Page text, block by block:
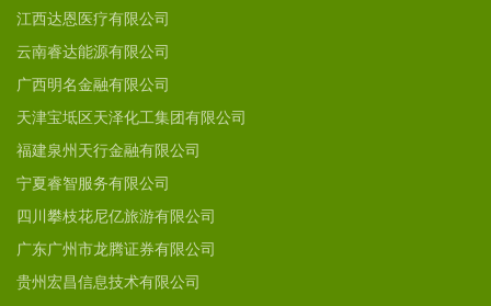
江西达恩医疗有限公司
云南睿达能源有限公司
广西明名金融有限公司
天津宝坻区天泽化工集团有限公司
福建泉州天行金融有限公司
宁夏睿智服务有限公司
四川攀枝花尼亿旅游有限公司
广东广州市龙腾证券有限公司
贵州宏昌信息技术有限公司